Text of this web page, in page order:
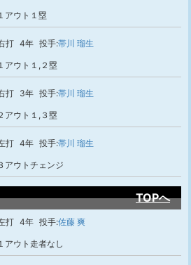
アウト１塁
打 4年 投手:帯川 瑠生
アウト１,２塁
打 3年 投手:帯川 瑠生
アウト１,３塁
打 4年 投手:帯川 瑠生
アウトチェンジ
TOPへ
打 4年 投手:佐藤 爽
アウト走者なし